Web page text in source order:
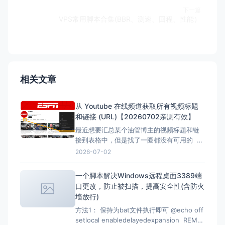
相关文章
从 Youtube 在线频道获取所有视频标题
和链接 (URL)【20260702亲测有效】
最近想要汇总某个油管博主的视频标题和链
接到表格中，但是找了一圈都没有可用的 但
是在下面的文章找到了，但是已失效，所以
要求写一份，于是有了本文。 注意：采集类
的代码都有时效性，使用时注意甄别，当前
测试有效时间为2026-07-02 12：07
2026-07-02
一个脚本解决Windows远程桌面3389端
口更改，防止被扫描，提高安全性(含防火
墙放行)
方法1： 保持为bat文件执行即可 @echo off
setlocal enabledelayedexpansion REM